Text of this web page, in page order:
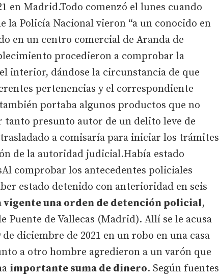
en Madrid.Todo comenzó el lunes cuando
la Policía Nacional vieron “a un conocido en
en un centro comercial de Aranda de
procedieron a comprobar la
interior, dándose la circunstancia de que
pertenencias y el correspondiente
portaba algunos productos que no
tanto presunto autor de un delito leve de
a comisaría para iniciar los trámites
de la autoridad judicial.Había estado
comprobar los antecedentes policiales
estado detenido con anterioridad en seis
vigente una orden de detención policial,
Puente de Vallecas (Madrid). Allí se le acusa
diciembre de 2021 en un robo en una casa
a otro hombre agredieron a un varón que
importante suma de dinero. Según fuentes